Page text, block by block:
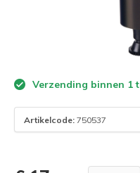
Verzending binnen 1
Artikelcode: 750537